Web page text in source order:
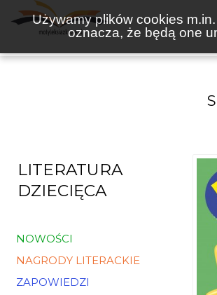
Używamy plików cookies
oznacza, że będą one
LITERATURA
DZIECIĘCA
NOWOŚCI
NAGRODY LITERACKIE
ZAPOWIEDZI